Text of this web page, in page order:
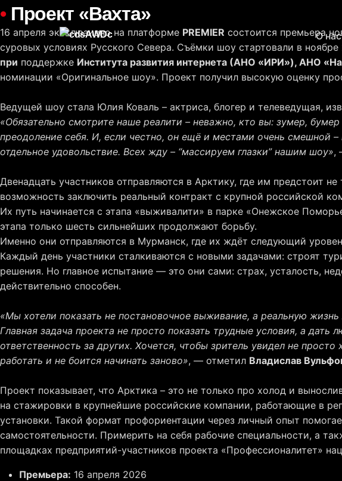
i
p
t
o
o
n
t
e
t
О нас
•Проект «Вахта»
16 апреля эксклюзивно на платформе PREMIER состоится премьера
суровых условиях Русского Севера. Съёмки шоу стартовали в
при поддержке Института развития интернета (АНО «ИРИ»), АНО
номинации «Оригинальное шоу». Проект получил высокую оценку
Ведущей шоу стала Юлия Коваль – актриса, блогер и телеведущая,
«Обязательно смотрите наше реалити – неважно, кто вы: зумер,
преодоление себя. И, если честно, он ещё и местами очень смешной
отдельное удовольствие. Всех жду – “массируем глазки” нашим шоу»,
Двенадцать участников отправляются в Арктику, где им предстоит
возможность заключить реальный контракт с крупной российской
Их путь начинается с этапа «выживалити» в парке «Онежское
этапа только шесть сильнейших продолжают борьбу.
Именно они отправляются в Мурманск, где их ждёт следующий
Каждый день участники сталкиваются с новыми задачами: строят
решения. Но главное испытание — это они сами: страх, усталость,
действительно способен.
«Мы хотели показать не постановочное выживание, а реальную
Главная задача проекта не просто показать трудные условия, а
ответственность за других. Хочется, чтобы зритель увидел не
работать и не боится начинать заново», — отметил Владислав
Проект показывает, что Арктика – это не только про холод и
на стажировки в крупнейшие российские компании, работающие в
установки. Такой формат профориентации через личный опыт
самостоятельности. Примерить на себя рабочие специальности, а
площадках предприятий-участников проекта «Профессионалитет»
Премьера: 16 апреля 2026